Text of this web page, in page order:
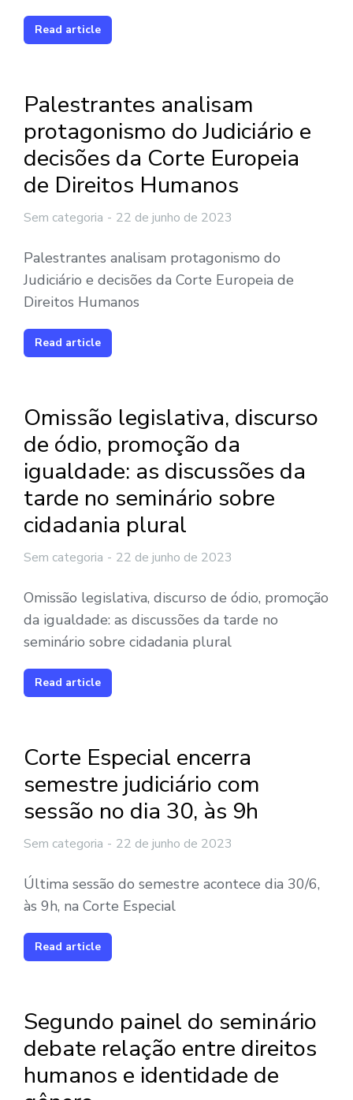
Read article
Palestrantes analisam
protagonismo do Judiciário e
decisões da Corte Europeia
de Direitos Humanos
Sem categoria 22 de junho de 2023
Palestrantes analisam protagonismo do
Judiciário e decisões da Corte Europeia de
Direitos Humanos
Read article
Omissão legislativa, discurso
de ódio, promoção da
igualdade: as discussões da
tarde no seminário sobre
cidadania plural
Sem categoria 22 de junho de 2023
Omissão legislativa, discurso de ódio, promoção
da igualdade: as discussões da tarde no
seminário sobre cidadania plural
Read article
Corte Especial encerra
semestre judiciário com
sessão no dia 30, às 9h
Sem categoria 22 de junho de 2023
Última sessão do semestre acontece dia 30/6,
às 9h, na Corte Especial
Read article
Segundo painel do seminário
debate relação entre direitos
humanos e identidade de